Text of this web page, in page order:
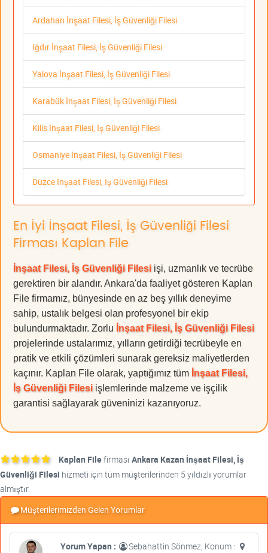
Ardahan İnşaat Filesi, İş Güvenliği Filesi
Iğdır İnşaat Filesi, İş Güvenliği Filesi
Yalova İnşaat Filesi, İş Güvenliği Filesi
Karabük İnşaat Filesi, İş Güvenliği Filesi
Kilis İnşaat Filesi, İş Güvenliği Filesi
Osmaniye İnşaat Filesi, İş Güvenliği Filesi
Düzce İnşaat Filesi, İş Güvenliği Filesi
En İyi İnşaat Filesi, İş Güvenliği Filesi
Firması Kaplan File
İnşaat Filesi, İş Güvenliği Filesi işi, uzmanlık ve tecrübe
gerektiren bir alandır. Ankara'da faaliyet gösteren Kaplan
File firmamız, bünyesinde en az beş yıllık deneyime
sahip, ustalık belgesi olan profesyonel bir ekip
bulundurmaktadır. Zorlu İnşaat Filesi, İş Güvenliği Filesi
projelerinde ustalarımız, yılların getirdiği tecrübeyle en
pratik ve etkili çözümleri sunarak gereksiz maliyetlerden
kaçınır. Kaplan File olarak, yaptığımız tüm İnşaat Filesi,
İş Güvenliği Filesi işlemlerinde malzeme ve işçilik
garantisi sağlayarak güveninizi kazanıyoruz.
Kaplan Filefirması Ankara Kazan İnşaat Filesi, İş
Güvenliği Filesi hizmeti için tüm müşterilerinden 5 yıldızlı yorumlar
almıştır.
Müşterilerimizden Gelen Yorumlar
Yorum Yapan :
Sebahattin Sönmez, Konum :